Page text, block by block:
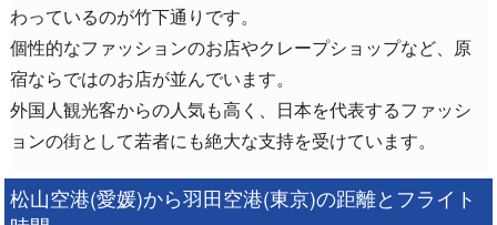
わっているのが竹下通りです。
個性的なファッションのお店やクレープショップなど、原
宿ならではのお店が並んでいます。
外国人観光客からの人気も高く、日本を代表するファッシ
ョンの街として若者にも絶大な支持を受けています。
松山空港(愛媛)から羽田空港(東京)の距離とフライト